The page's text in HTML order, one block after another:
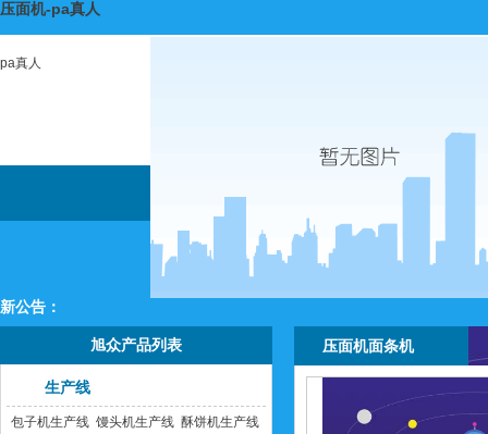
压面机-pa真人
pa真人
新公告：
旭众产品列表
生产线
包子机生产线 馒头机生产线 酥饼机生产线
压面机面条机